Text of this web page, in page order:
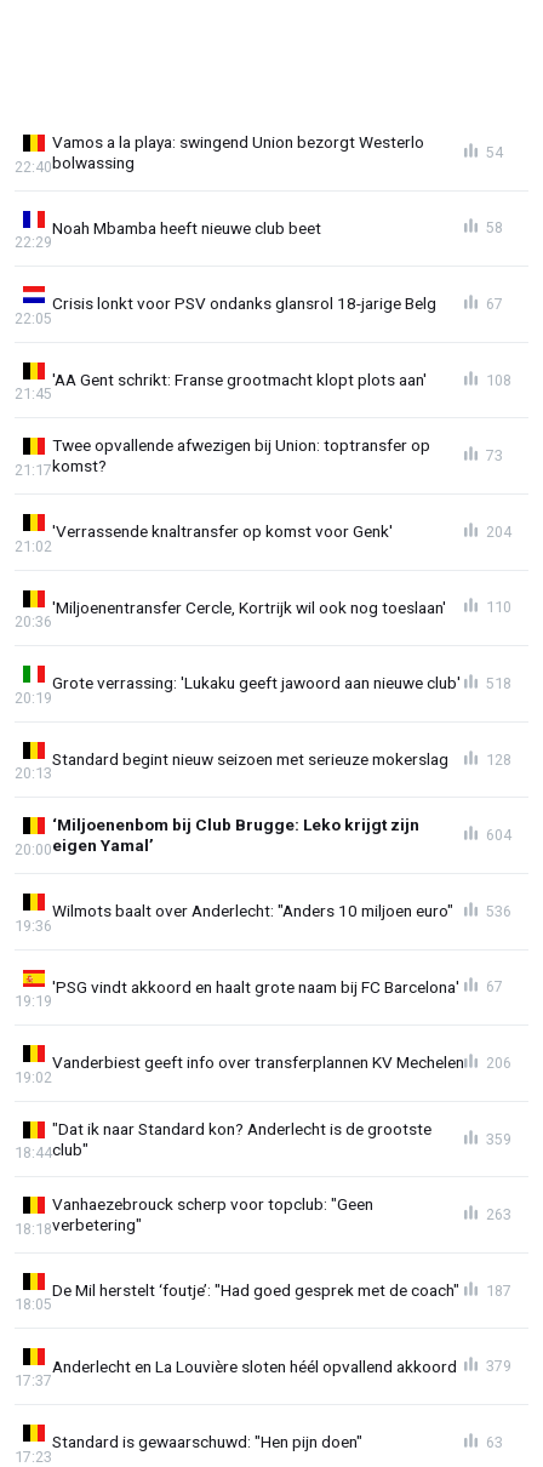
Vamos a la playa: swingend Union bezorgt Westerlo
bolwassing
22:40
54
Noah Mbamba heeft nieuwe club beet
22:29
58
Crisis lonkt voor PSV ondanks glansrol 18-jarige Belg
22:05
67
'AA Gent schrikt: Franse grootmacht klopt plots aan'
21:45
108
Twee opvallende afwezigen bij Union: toptransfer op
komst?
21:17
73
'Verrassende knaltransfer op komst voor Genk'
21:02
204
'Miljoenentransfer Cercle, Kortrijk wil ook nog toeslaan'
20:36
110
Grote verrassing: 'Lukaku geeft jawoord aan nieuwe club'
20:19
518
Standard begint nieuw seizoen met serieuze mokerslag
20:13
128
‘Miljoenenbom bij Club Brugge: Leko krijgt zijn
eigen Yamal’
20:00
604
Wilmots baalt over Anderlecht: "Anders 10 miljoen euro"
19:36
536
'PSG vindt akkoord en haalt grote naam bij FC Barcelona'
19:19
67
Vanderbiest geeft info over transferplannen KV Mechelen
19:02
206
"Dat ik naar Standard kon? Anderlecht is de grootste
club"
18:44
359
Vanhaezebrouck scherp voor topclub: "Geen
verbetering"
18:18
263
De Mil herstelt ‘foutje’: "Had goed gesprek met de coach"
18:05
187
Anderlecht en La Louvière sloten héél opvallend akkoord
17:37
379
Standard is gewaarschuwd: "Hen pijn doen"
17:23
63